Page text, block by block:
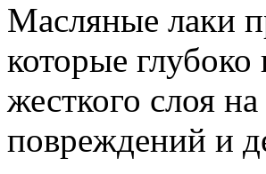
Масляные лаки
которые
жесткого слоя
повреждений и